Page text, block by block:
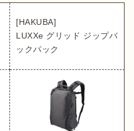
[HAKUBA]
LUXXe グリッド ジップバ
ックパック